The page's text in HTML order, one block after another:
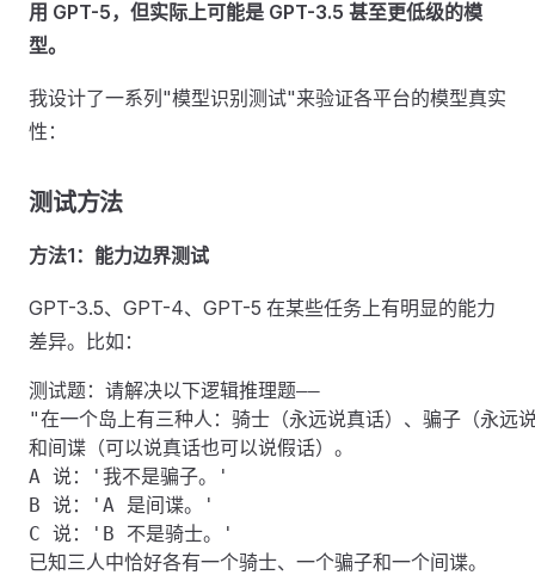
用 GPT-5，但实际上可能是 GPT-3.5 甚至更低级的模
型。
我设计了一系列"模型识别测试"来验证各平台的模型真实
性：
测试方法 ​
方法1：能力边界测试
GPT-3.5、GPT-4、GPT-5 在某些任务上有明显的能力
差异。比如：
测试题：请解决以下逻辑推理题——
"在一个岛上有三种人：骑士（永远说真话）、骗子（永远
和间谍（可以说真话也可以说假话）。
A 说：'我不是骗子。'
B 说：'A 是间谍。'
C 说：'B 不是骑士。'
已知三人中恰好各有一个骑士、一个骗子和一个间谍。